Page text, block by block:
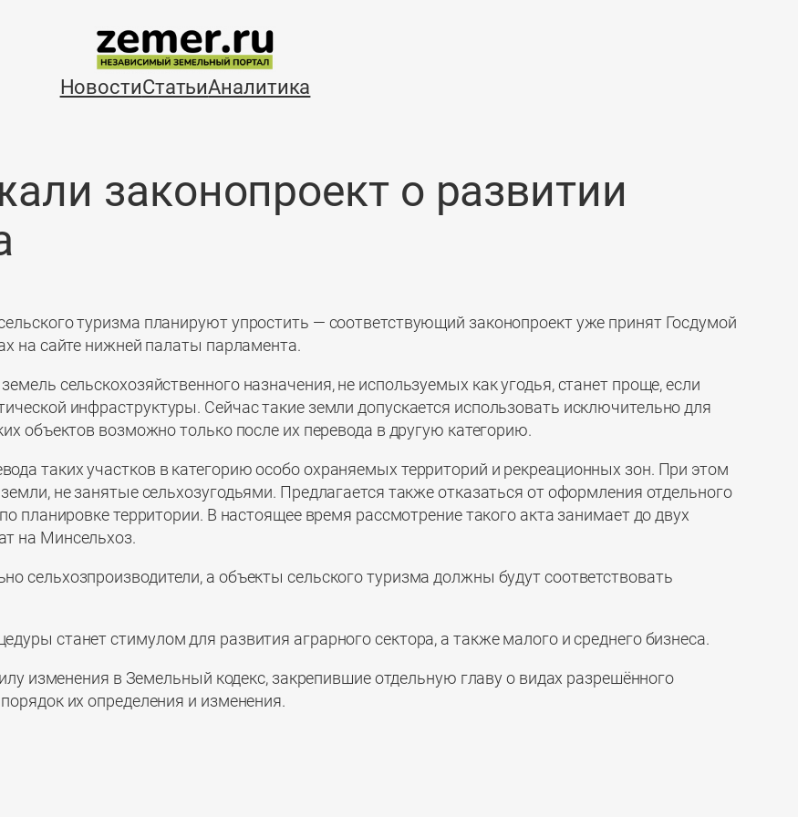
НовостиСтатьиАналитика
законопроект о развитии
туризма планируют упростить — соответствующий законопроект уже принят Госдумой
на сайте нижней палаты парламента.
сельскохозяйственного назначения, не используемых как угодья, станет проще, если
инфраструктуры. Сейчас такие земли допускается использовать исключительно для
объектов возможно только после их перевода в другую категорию.
таких участков в категорию особо охраняемых территорий и рекреационных зон. При этом
не занятые сельхозугодьями. Предлагается также отказаться от оформления отдельного
планировке территории. В настоящее время рассмотрение такого акта занимает до двух
на Минсельхоз.
сельхозпроизводители, а объекты сельского туризма должны будут соответствовать
станет стимулом для развития аграрного сектора, а также малого и среднего бизнеса.
изменения в Земельный кодекс, закрепившие отдельную главу о видах разрешённого
их определения и изменения.